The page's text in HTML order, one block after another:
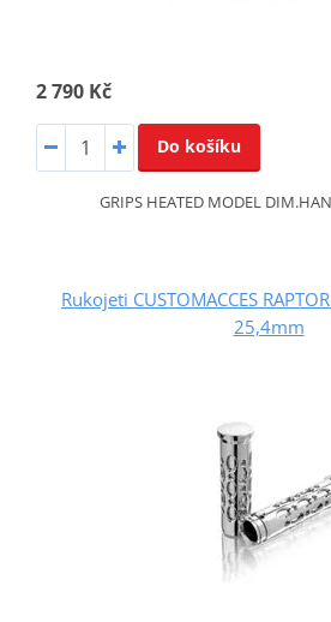
2 790 Kč
Do košíku
GRIPS HEATED MODEL
Rukojeti CUSTOMACCES
25,4mm